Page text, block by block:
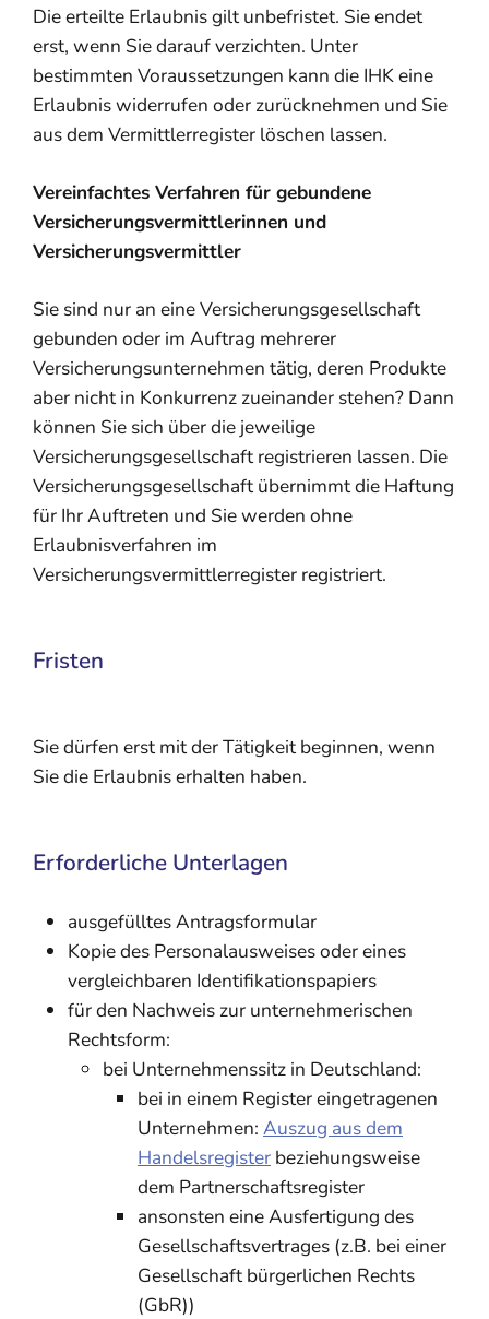
Die erteilte Erlaubnis gilt unbefristet. Sie endet
erst, wenn Sie darauf verzichten. Unter
bestimmten Voraussetzungen kann die IHK eine
Erlaubnis widerrufen oder zurücknehmen und Sie
aus dem Vermittlerregister löschen lassen.
Vereinfachtes Verfahren für gebundene
Versicherungsvermittlerinnen und
Versicherungsvermittler
Sie sind nur an eine Versicherungsgesellschaft
gebunden oder im Auftrag mehrerer
Versicherungsunternehmen tätig, deren Produkte
aber nicht in Konkurrenz zueinander stehen? Dann
können Sie sich über die jeweilige
Versicherungsgesellschaft registrieren lassen. Die
Versicherungsgesellschaft übernimmt die Haftung
für Ihr Auftreten und Sie werden ohne
Erlaubnisverfahren im
Versicherungsvermittlerregister registriert.
Fristen
Sie dürfen erst mit der Tätigkeit beginnen, wenn
Sie die Erlaubnis erhalten haben.
Erforderliche Unterlagen
ausgefülltes Antragsformular
Kopie des Personalausweises oder eines
vergleichbaren Identifikationspapiers
für den Nachweis zur unternehmerischen
Rechtsform:
bei Unternehmenssitz in Deutschland:
bei in einem Register eingetragenen
Unternehmen: Auszug aus dem
Handelsregister beziehungsweise
dem Partnerschaftsregister
ansonsten eine Ausfertigung des
Gesellschaftsvertrages (z.B. bei einer
Gesellschaft bürgerlichen Rechts
(GbR))